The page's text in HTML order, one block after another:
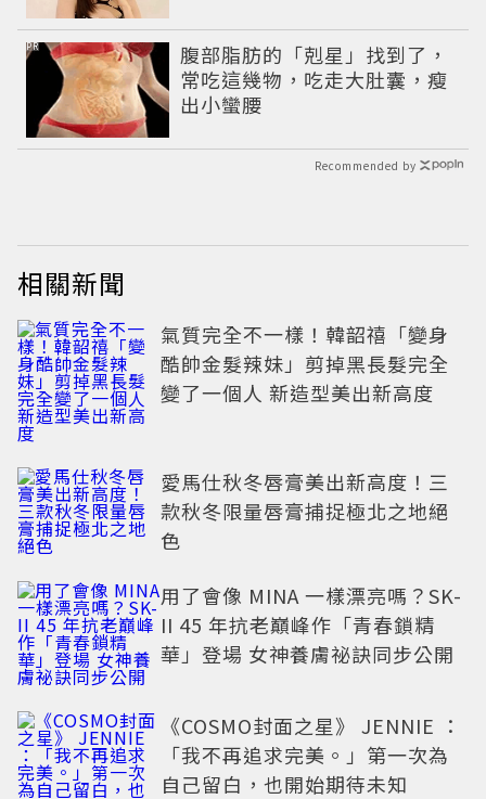
腹部脂肪的「剋星」找到了，
常吃這幾物，吃走大肚囊，瘦
出小蠻腰
PR
Recommended by
相關新聞
氣質完全不一樣！韓韶禧「變身
酷帥金髮辣妹」剪掉黑長髮完全
變了一個人 新造型美出新高度
愛馬仕秋冬唇膏美出新高度！三
款秋冬限量唇膏捕捉極北之地絕
色
用了會像 MINA 一樣漂亮嗎？SK-
II 45 年抗老巔峰作「青春鎖精
華」登場 女神養膚祕訣同步公開
《COSMO封面之星》 JENNIE ：
「我不再追求完美。」第一次為
自己留白，也開始期待未知